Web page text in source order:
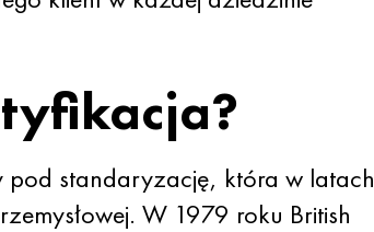
pod standaryzację, która w latach
W 1979 roku British